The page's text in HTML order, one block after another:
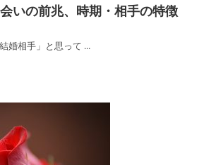
いの前兆、時期・相手の特徴
婚相手」と思って ...